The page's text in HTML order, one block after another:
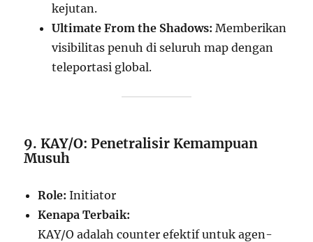
kejutan.
Ultimate From the Shadows: Memberikan
visibilitas penuh di seluruh map dengan
teleportasi global.
9. KAY/O: Penetralisir Kemampuan
Musuh
Role: Initiator
Kenapa Terbaik:
KAY/O adalah counter efektif untuk agen-